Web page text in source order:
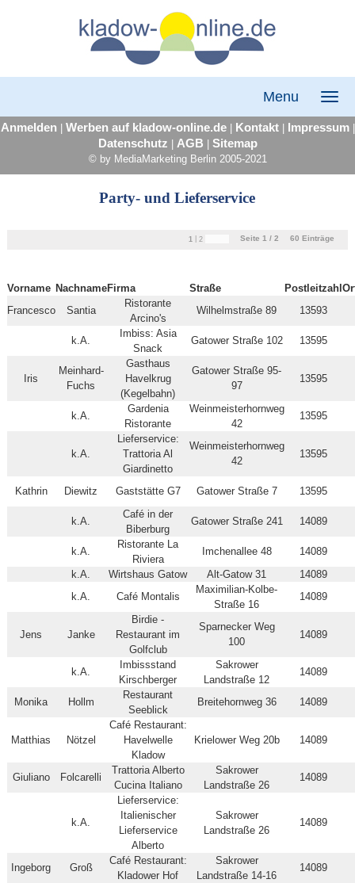
Menu
Anmelden| Werben auf kladow-online.de| Kontakt| Impressum|
Datenschutz AGB Sitemap
© by MediaMarketing Berlin 2005-2021
Party- und Lieferservice
1 |2 Seite 1 / 2 60 Einträge
Vorname NachnameFirma Straße Postleitzahl
Francesco
Santia
Ristorante
Arcino's
Wilhelmstraße 89 13593
k.A.
Imbiss: Asia
Snack
Gatower Straße 102 13595
Iris
Meinhard-
Fuchs
Gasthaus
Havelkrug
(Kegelbahn)
Gatower Straße 95-
97
13595
k.A.
Gardenia
Ristorante
Weinmeisterhornweg
42
13595
k.A.
Lieferservice:
Trattoria Al
Giardinetto
Weinmeisterhornweg
42
13595
Kathrin Diewitz Gaststätte G7 Gatower Straße 7 13595
k.A.
Café in der
Biberburg
Gatower Straße 241 14089
k.A.
Ristorante La
Riviera
Imchenallee 48
14089
k.A.
Wirtshaus Gatow Alt-Gatow 31
14089
k.A.
Café Montalis
Maximilian-Kolbe-
Straße 16
14089
Jens Janke
Birdie -
Restaurant im
Golfclub
Sparnecker Weg
100
14089
k.A.
Imbissstand
Kirschberger
Sakrower
Landstraße 12
14089
Monika Hollm
Restaurant
Seeblick
Breitehornweg 36 14089
Matthias Nötzel
Café Restaurant:
Havelwelle
Kladow
Krielower Weg 20b 14089
Giuliano Folcarelli
Trattoria Alberto
Cucina Italiano
Sakrower
Landstraße 26
14089
k.A.
Lieferservice:
Italienischer
Lieferservice
Alberto
Sakrower
Landstraße 26
14089
Ingeborg Groß
Café Restaurant:
Kladower Hof
Sakrower
Landstraße 14-16
14089